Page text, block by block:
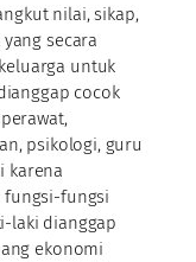
nilai, sikap,
secara
untuk
cocok
psikologi, guru
karena
fungsi-fungsi
laki dianggap
ekonomi